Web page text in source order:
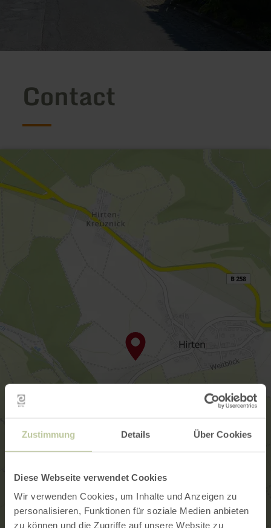
Zustimmung Details Über Cookies
Diese Webseite verwendet Cookies
Wir verwenden Cookies, um Inhalte und Anzeigen zu
personalisieren, Funktionen für soziale Medien anbieten
zu können und die Zugriffe auf unsere Website zu
Contact